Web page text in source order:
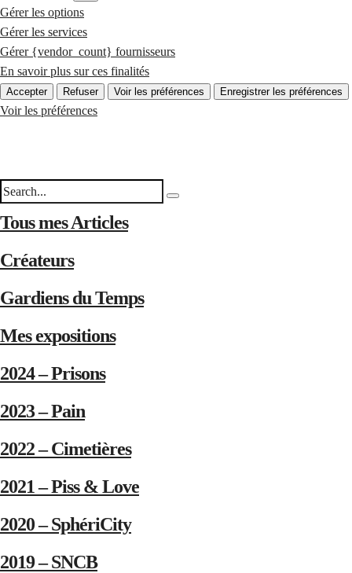
Gérer les options
Gérer les services
Gérer {vendor_count} fournisseurs
En savoir plus sur ces finalités
Accepter Refuser Voir les préférences Enregistrer les préférences
Voir les préférences
Tous mes Articles
Créateurs
Gardiens du Temps
Mes expositions
2024 – Prisons
2023 – Pain
2022 – Cimetières
2021 – Piss & Love
2020 – SphériCity
2019 – SNCB